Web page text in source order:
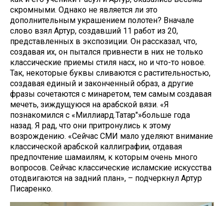
скромными. Однако не является ли это
дополнительным украшением полотен? Вначале
слово взял Артур, создавший 11 работ из 20,
представленных в экспозиции. Он рассказал, что,
создавая их, он пытался привнести в них не только
классические приемы стиля насх, но и что-то новое.
Так, некоторые буквы сливаются с растительностью,
создавая единый и законченный образ, а другие
фразы сочетаются с минаретом, тем самым создавая
мечеть, зиждущуюся на арабской вязи. «Я
познакомился с «Миллиард.Татар"»больше года
назад. Я рад, что они притронулись к этому
возрождению. «Сейчас СМИ мало уделяют внимание
классической арабской каллиграфии, отдавая
предпочтение шамаилям, к которым очень много
вопросов. Сейчас классические исламские искусства
отодвигаются на задний план», – подчеркнул Артур
Писаренко.